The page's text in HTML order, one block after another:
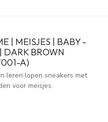
| MEISJES | BABY -
DARK BROWN
A)
leren lopen sneakers met
voor meisjes.